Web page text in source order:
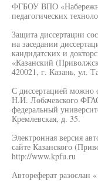
ФГБОУ ВПО
педагогических
Защита диссертации
на заседании
кандидатских и
«Казанский
420021, г. Казань, ул.
С диссертацией можно
Н.И. Лобачевского
федеральный
Кремлевская, д. 35.
Электронная версия
сайте Казанского
http://www.kpfu.ru
Автореферат разослан